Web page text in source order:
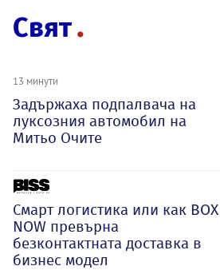
Свят
13 минути
Задържаха подпалвача на
луксозния автомобил на
Митьо Очите
Смарт логистика или как BOX
NOW превърна
безконтактната доставка в
бизнес модел